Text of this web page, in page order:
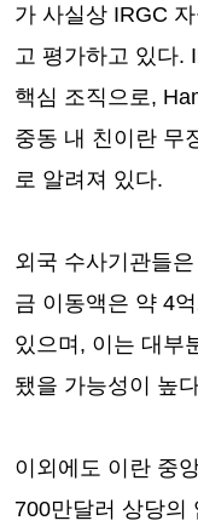
가 사실상 IRGC
고 평가하고 있다.
핵심 조직으로,
중동 내 친이란 무
로 알려져 있다.
외국 수사기관들
금 이동액은 약 4
있으며, 이는 대부
됐을 가능성이 높
이외에도 이란 중
700만달러 상당의